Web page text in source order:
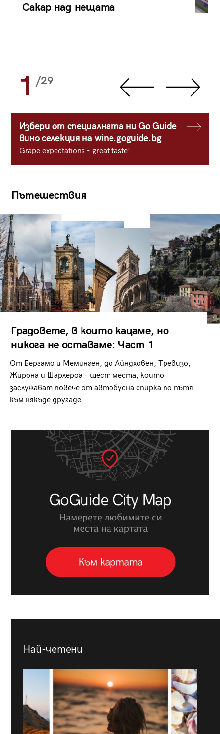
Сакар над нещата
1 /29
Избери от специалната ни Go Guide
вино селекция на wine.goguide.bg
Grape expectations - great taste!
Пътешествия
Градовете, в които кацаме, но
никога не оставаме: Част 1
От Бергамо и Меминген, до Айндховен, Тревизо,
Жирона и Шарлероа - шест места, които
заслужават повече от автобусна спирка по пътя
към някъде другаде
Най-четени